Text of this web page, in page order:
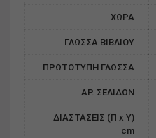
ΧΩΡΑ
ΓΛΩΣΣΑ ΒΙΒΛΙΟΥ
ΠΡΩΤΟΤΥΠΗ ΓΛΩΣΣΑ
ΑΡ. ΣΕΛΙΔΩΝ
ΔΙΑΣΤΑΣΕΙΣ (Π x Υ)
cm